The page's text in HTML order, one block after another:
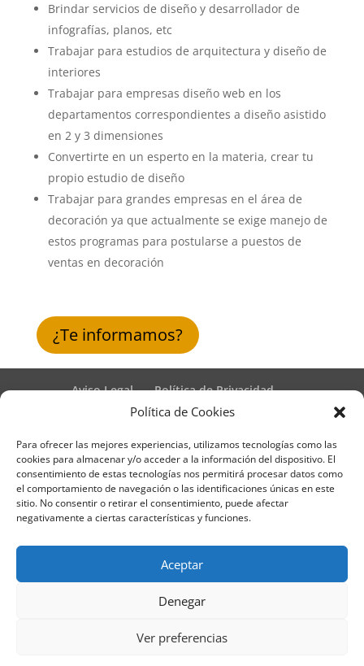
Política de Cookies
Para ofrecer las mejores experiencias, utilizamos tecnologías como las
cookies para almacenar y/o acceder a la información del dispositivo. El
consentimiento de estas tecnologías nos permitirá procesar datos como
el comportamiento de navegación o las identificaciones únicas en este
sitio. No consentir o retirar el consentimiento, puede afectar
negativamente a ciertas características y funciones.
Aceptar
Denegar
Ver preferencias
Brindar servicios de diseño y desarrollador de
infografías, planos, etc
Trabajar para estudios de arquitectura y diseño de
interiores
Trabajar para empresas diseño web en los
departamentos correspondientes a diseño asistido
en 2 y 3 dimensiones
Convertirte en un esperto en la materia, crear tu
propio estudio de diseño
Trabajar para grandes empresas en el área de
decoración ya que actualmente se exige manejo de
estos programas para postularse a puestos de
ventas en decoración
¿Te informamos?
Aviso Legal
Política de Privacidad
Términos y condiciones – Contrato de matrícula
Formulario de Datos necesarios para alta
Métodos de pago SEQURA
Métodos de pago
Formulario de Acción Formativa
Formulario de responsabilidad de APPCC
Plantilla formación bonificada
Formulario uso de imagen
Centros colaboradores
Learning Galicia, S.L. - CIF B70080106 - Diseño y